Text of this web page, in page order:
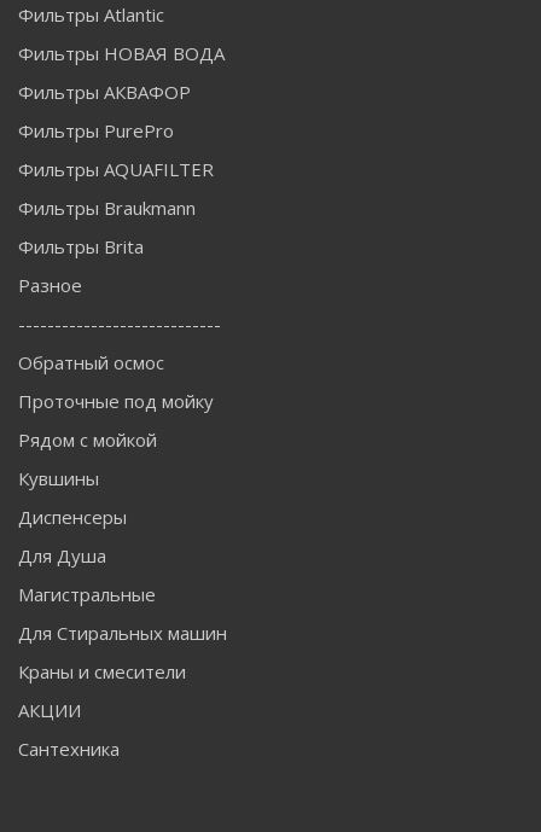
Фильтры Atlantic
Фильтры НОВАЯ ВОДА
Фильтры АКВАФОР
Фильтры PurePro
Фильтры AQUAFILTER
Фильтры Braukmann
Фильтры Brita
Разное
----------------------------
Обратный осмос
Проточные под мойку
Рядом с мойкой
Кувшины
Диспенсеры
Для Душа
Магистральные
Для Стиральных машин
Краны и смесители
АКЦИИ
Сантехника